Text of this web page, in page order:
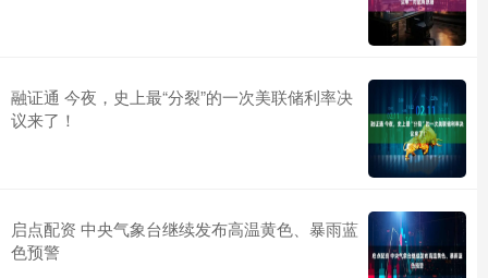
融证通 今夜，史上最“分裂”的一次美联储利率决
议来了！
启点配资 中央气象台继续发布高温黄色、暴雨蓝
色预警